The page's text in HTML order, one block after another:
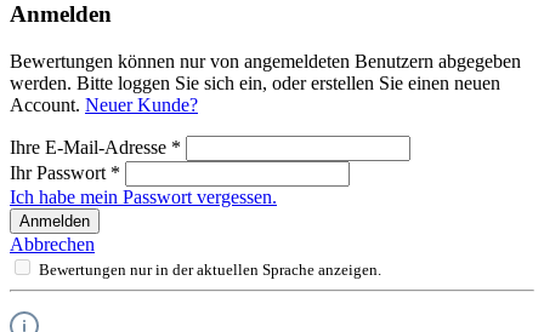
Anmelden
Bewertungen können nur von angemeldeten Benutzern abgegeben
werden. Bitte loggen Sie sich ein, oder erstellen Sie einen neuen
Account. Neuer Kunde?
Ihre E-Mail-Adresse *
Ihr Passwort *
Ich habe mein Passwort vergessen.
Anmelden
Abbrechen
Bewertungen nur in der aktuellen Sprache anzeigen.